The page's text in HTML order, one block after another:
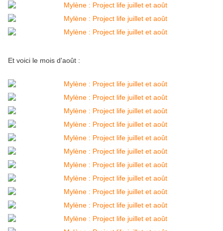
Et voici le mois d'août :